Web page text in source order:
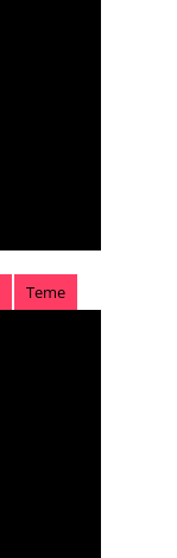
Teme